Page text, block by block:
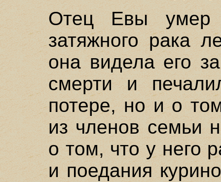
Отец Евы умер
затяжного рака
она видела его
смерти и
потере, но и о
из членов семьи
о том, что у него
и поедания